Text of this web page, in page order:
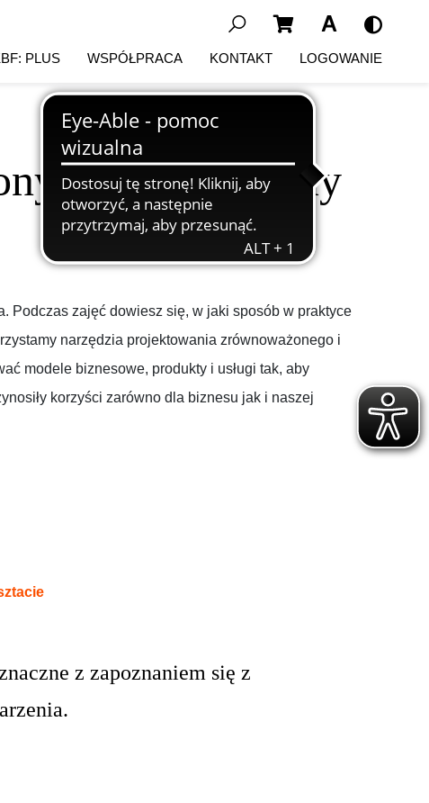
Wyszukaj...
PLUS WSPÓŁPRACA KONTAKT LOGOWANIE
rozwój w ramy
Podczas zajęć dowiesz się, w jaki sposób w praktyce
narzędzia projektowania zrównoważonego i
modele biznesowe, produkty i usługi tak, aby
korzyści zarówno dla biznesu jak i naszej
z zapoznaniem się z